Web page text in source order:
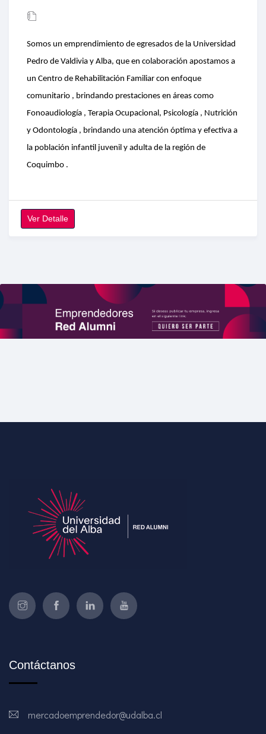
Somos un emprendimiento de egresados de la Universidad
Pedro de Valdivia y Alba, que en colaboración apostamos a
un Centro de Rehabilitación Familiar con enfoque
comunitario , brindando prestaciones en áreas como
Fonoaudiología , Terapia Ocupacional, Psicología , Nutrición
y Odontología , brindando una atención óptima y efectiva a
la población infantil juvenil y adulta de la región de
Coquimbo .
Ver Detalle
Contáctanos
mercadoemprendedor@udalba.cl